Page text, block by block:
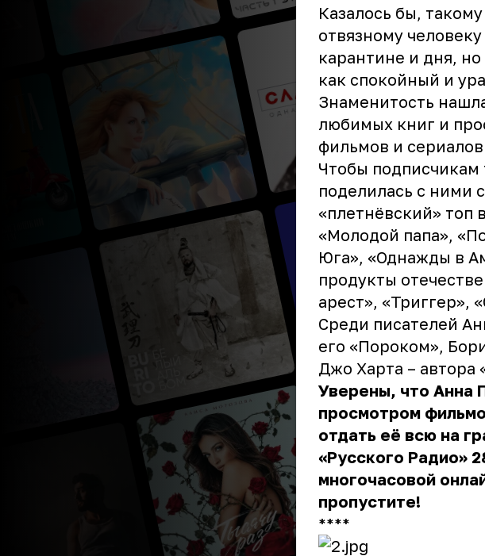
Казалось бы,
отвязному
карантине и дня,
как спокойный и
Знаменитость
любимых книг и
фильмов и
Чтобы подписчикам
поделилась с ними
«плетнёвский» топ
«Молодой папа»,
Юга», «Однажды в
продукты
арест», «Триггер»,
Среди писателей
его «Пороком»,
Джо Харта – автора
Уверены, что Анна
просмотром
отдать её всю на
«Русского Радио»
многочасовой
пропустите!
** **